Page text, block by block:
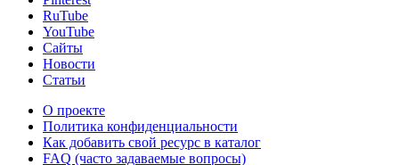
RuTube
YouTube
Сайты
Новости
Статьи
О проекте
Политика конфиденциальности
Как добавить свой ресурс в каталог
FAQ (часто задаваемые вопросы)